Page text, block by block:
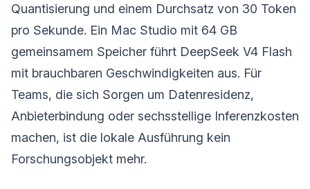
Quantisierung und einem Durchsatz von 30 Token
pro Sekunde. Ein Mac Studio mit 64 GB
gemeinsamem Speicher führt DeepSeek V4 Flash
mit brauchbaren Geschwindigkeiten aus. Für
Teams, die sich Sorgen um Datenresidenz,
Anbieterbindung oder sechsstellige Inferenzkosten
machen, ist die lokale Ausführung kein
Forschungsobjekt mehr.